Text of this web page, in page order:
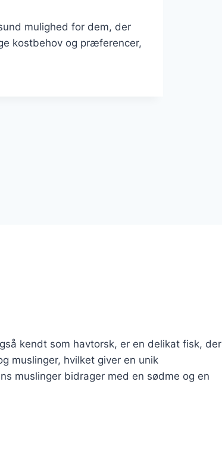
mulighed for dem, der
kostbehov og præferencer,
kendt som havtorsk, er en delikat fisk, der
muslinger, hvilket giver en unik
muslinger bidrager med en sødme og en